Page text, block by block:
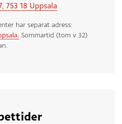
753 18 Uppsala
har separat adress:
Sommartid (tom v 32)